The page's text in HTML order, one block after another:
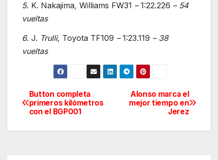
5. K. Nakajima, Williams FW31 –1:22.226 – 54
vueltas
6. J. Trulli, Toyota TF109 –1:23.119 – 38
vueltas
Navegación
de
Alonso marca el
mejor tiempo en
Jerez
Button completa
primeros kilómetros
con el BGP001